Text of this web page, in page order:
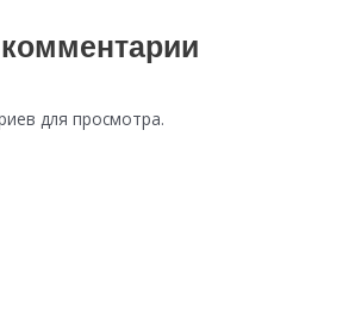
для просмотра.